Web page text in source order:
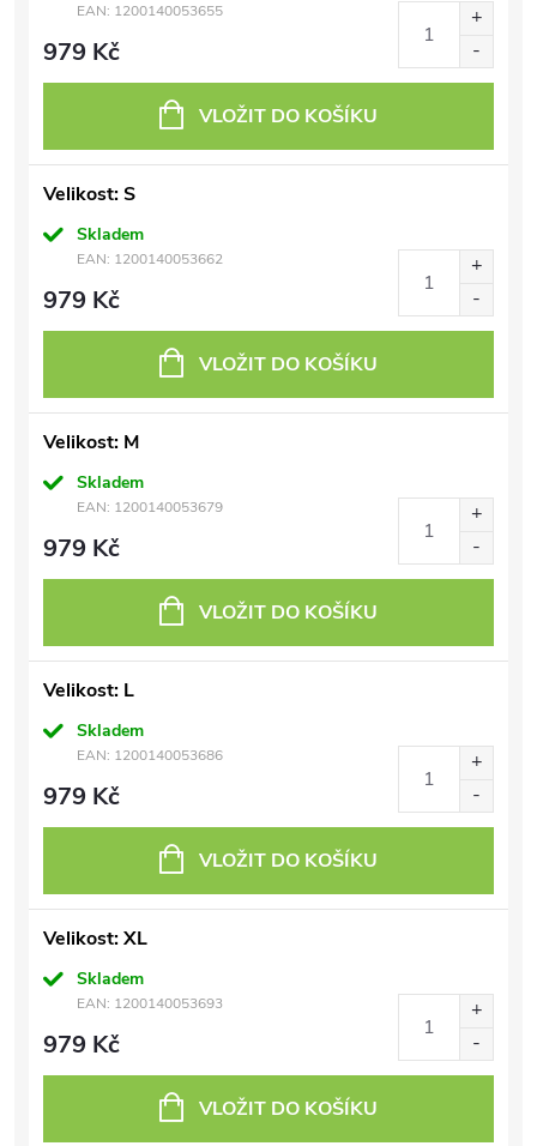
EAN: 1200140053655
979 Kč
VLOŽIT DO KOŠÍKU
Velikost: S
Skladem
EAN: 1200140053662
979 Kč
VLOŽIT DO KOŠÍKU
Velikost: M
Skladem
EAN: 1200140053679
979 Kč
VLOŽIT DO KOŠÍKU
Velikost: L
Skladem
EAN: 1200140053686
979 Kč
VLOŽIT DO KOŠÍKU
Velikost: XL
Skladem
EAN: 1200140053693
979 Kč
VLOŽIT DO KOŠÍKU